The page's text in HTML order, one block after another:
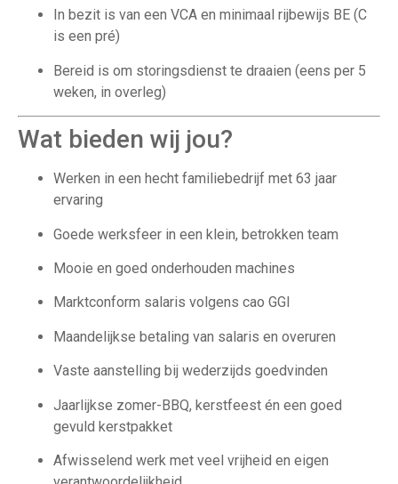
In bezit is van een VCA en minimaal rijbewijs BE (C
is een pré)
Bereid is om storingsdienst te draaien (eens per 5
weken, in overleg)
Wat bieden wij jou?
Werken in een hecht familiebedrijf met 63 jaar
ervaring
Goede werksfeer in een klein, betrokken team
Mooie en goed onderhouden machines
Marktconform salaris volgens cao GGI
Maandelijkse betaling van salaris en overuren
Vaste aanstelling bij wederzijds goedvinden
Jaarlijkse zomer-BBQ, kerstfeest én een goed
gevuld kerstpakket
Afwisselend werk met veel vrijheid en eigen